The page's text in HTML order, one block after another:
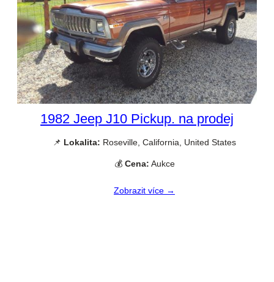
1982 Jeep J10 Pickup. na prodej
📌 Lokalita: Roseville, California, United States
💰 Cena: Aukce
Zobrazit více →